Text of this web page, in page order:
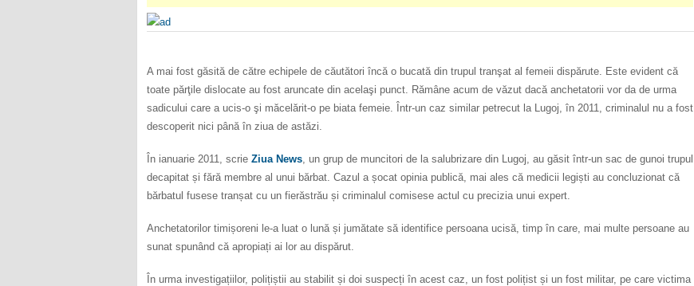
A mai fost găsită de către echipele de căutători încă o bucată din trupul tranşat al femeii dispărute. Este evident că
toate părţile dislocate au fost aruncate din acelaşi punct. Rămâne acum de văzut dacă anchetatorii vor da de urma
sadicului care a ucis-o şi măcelărit-o pe biata femeie. Într-un caz similar petrecut la Lugoj, în 2011, criminalul nu a fost
descoperit nici până în ziua de astăzi.
În ianuarie 2011, scrie Ziua News, un grup de muncitori de la salubrizare din Lugoj, au găsit într-un sac de gunoi trupul
decapitat și fără membre al unui bărbat. Cazul a șocat opinia publică, mai ales că medicii legiști au concluzionat că
bărbatul fusese tranșat cu un fierăstrău și criminalul comisese actul cu precizia unui expert.
Anchetatorilor timișoreni le-a luat o lună și jumătate să identifice persoana ucisă, timp în care, mai multe persoane au
sunat spunând că apropiați ai lor au dispărut.
În urma investigațiilor, polițiștii au stabilit și doi suspecți în acest caz, un fost polițist și un fost militar, pe care victima